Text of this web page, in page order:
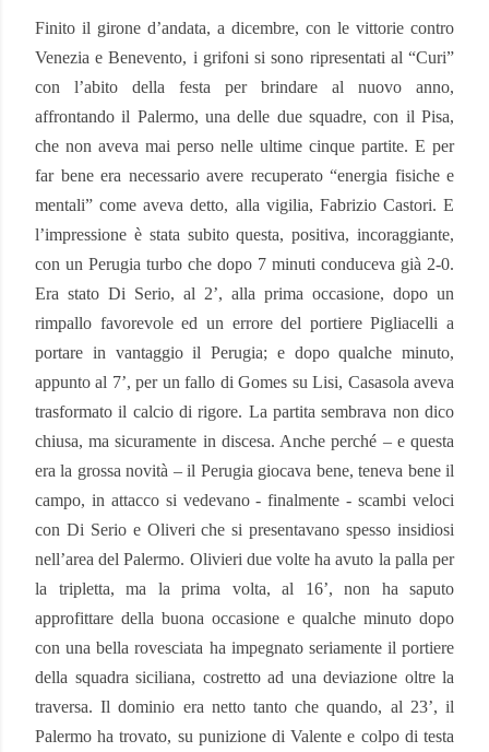
Finito il girone d’andata, a dicembre, con le vittorie contro
Venezia e Benevento, i grifoni si sono ripresentati al “Curi”
con l’abito della festa per brindare al nuovo anno,
affrontando il Palermo, una delle due squadre, con il Pisa,
che non aveva mai perso nelle ultime cinque partite. E per
far bene era necessario avere recuperato “energia fisiche e
mentali” come aveva detto, alla vigilia, Fabrizio Castori. E
l’impressione è stata subito questa, positiva, incoraggiante,
con un Perugia turbo che dopo 7 minuti conduceva già 2-0.
Era stato Di Serio, al 2’, alla prima occasione, dopo un
rimpallo favorevole ed un errore del portiere Pigliacelli a
portare in vantaggio il Perugia; e dopo qualche minuto,
appunto al 7’, per un fallo di Gomes su Lisi, Casasola aveva
trasformato il calcio di rigore. La partita sembrava non dico
chiusa, ma sicuramente in discesa. Anche perché – e questa
era la grossa novità – il Perugia giocava bene, teneva bene il
campo, in attacco si vedevano - finalmente - scambi veloci
con Di Serio e Oliveri che si presentavano spesso insidiosi
nell’area del Palermo. Olivieri due volte ha avuto la palla per
la tripletta, ma la prima volta, al 16’, non ha saputo
approfittare della buona occasione e qualche minuto dopo
con una bella rovesciata ha impegnato seriamente il portiere
della squadra siciliana, costretto ad una deviazione oltre la
traversa. Il dominio era netto tanto che quando, al 23’, il
Palermo ha trovato, su punizione di Valente e colpo di testa